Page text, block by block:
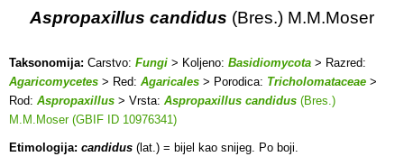
Aspropaxillus candidus (Bres.) M.M.Moser
Taksonomija: Carstvo: Fungi > Koljeno: Basidiomycota > Razred:
Agaricomycetes > Red: Agaricales > Porodica: Tricholomataceae >
Rod: Aspropaxillus > Vrsta: Aspropaxillus candidus (Bres.)
M.M.Moser (GBIF ID 10976341)
Etimologija: candidus (lat.) = bijel kao snijeg. Po boji.